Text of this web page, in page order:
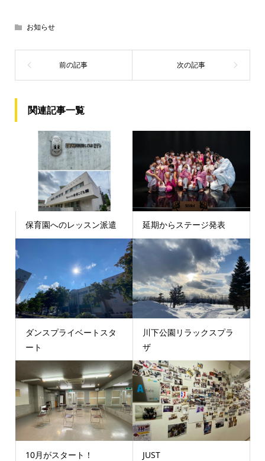
お知らせ
関連記事一覧
保育園へのレッスン派遣 延期からステージ発表
ダンスプライベートスタ
ート
川下公園リラックスプラ
ザ
10月がスタート！ JUST